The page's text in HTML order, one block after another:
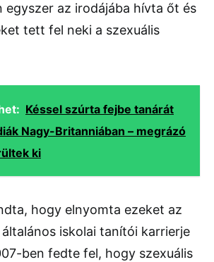
egyszer az irodájába hívta őt és
tett fel neki a szexuális
Késsel szúrta fejbe tanárát
Nagy-Britanniában – megrázó
ki
hogy elnyomta ezeket az
iskolai tanítói karrierje
ben fedte fel, hogy szexuális